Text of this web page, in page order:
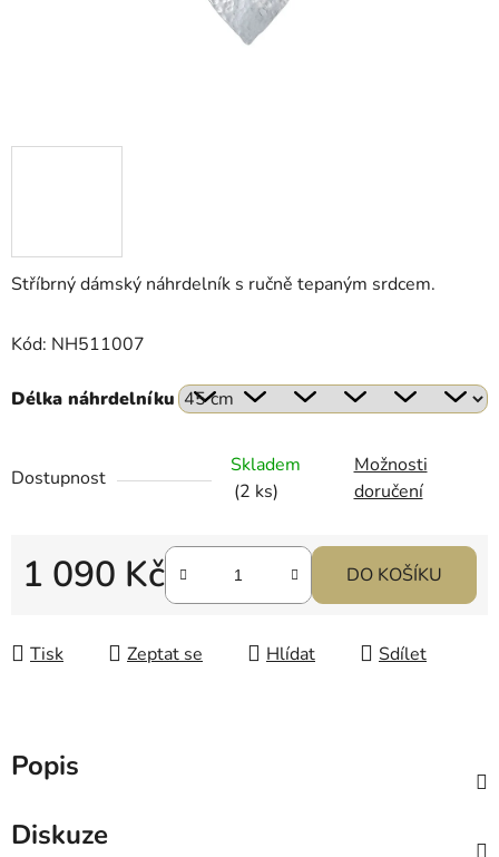
Stříbrný dámský náhrdelník s ručně tepaným srdcem.
Kód: NH511007
Délka náhrdelníku
Dostupnost
Skladem
(2 ks)
Možnosti
doručení
1 090 Kč DO KOŠÍKU
Tisk Zeptat se Hlídat Sdílet
Popis
Diskuze